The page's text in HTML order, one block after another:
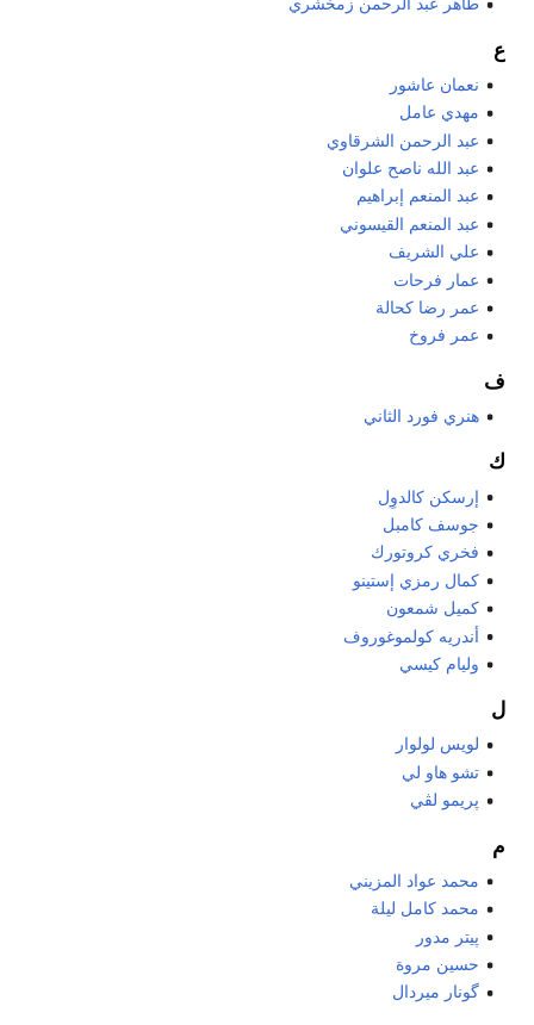
طاهر عبد الرحمن زمخشري
ع
نعمان عاشور
مهدي عامل
عبد الرحمن الشرقاوي
عبد الله ناصح علوان
عبد المنعم إبراهيم
عبد المنعم القيسوني
علي الشريف
عمار فرحات
عمر رضا كحالة
عمر فروخ
ف
هنري فورد الثاني
ك
إرسكن كالدوِل
جوسف كامبل
فخري كروتورك
كمال رمزي إستينو
كميل شمعون
أندريه كولموغوروف
وليام كيسي
ل
لويس لولوار
تشو هاو لي
پريمو لڤي
م
محمد عواد المزيني
محمد كامل ليلة
پيتر مدور
حسين مروة
گونار ميردال